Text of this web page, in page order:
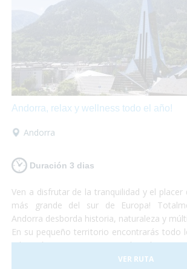
Andorra, relax y wellness todo el año!
Andorra
Duración 3 dias
Ven a disfrutar de la tranquilidad y el placer
más grande del sur de Europa!
Andorra desborda historia, naturaleza y
En su pequeño territorio encontrarás todo
relajación en sus aguas termales, shopping
centros comerciales, disfrutar de su
VER RUTA